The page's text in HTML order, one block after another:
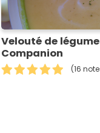
Velouté de
Companion
(16